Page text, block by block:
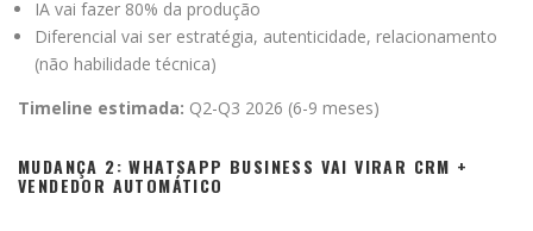
IA vai fazer 80% da produção
Diferencial vai ser estratégia, autenticidade, relacionamento
(não habilidade técnica)
Timeline estimada: Q2-Q3 2026 (6-9 meses)
MUDANÇA 2: WHATSAPP BUSINESS VAI VIRAR CRM +
VENDEDOR AUTOMÁTICO